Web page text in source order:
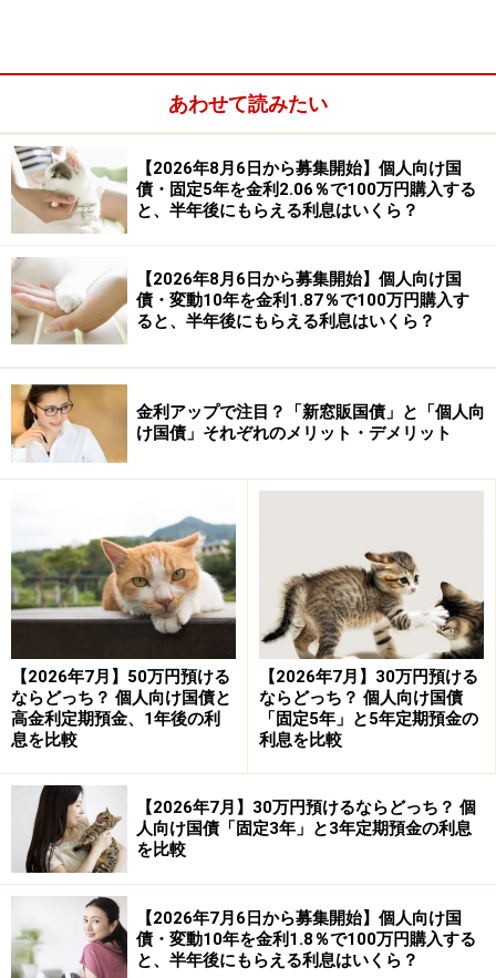
あわせて読みたい
【2026年8月6日から募集開始】個人向け国
債・固定5年を金利2.06％で100万円購入する
と、半年後にもらえる利息はいくら？
【2026年8月6日から募集開始】個人向け国
債・変動10年を金利1.87％で100万円購入す
ると、半年後にもらえる利息はいくら？
金利アップで注目？「新窓販国債」と「個人向
け国債」それぞれのメリット・デメリット
【2026年7月】50万円預ける
ならどっち？ 個人向け国債と
高金利定期預金、1年後の利
息を比較
【2026年7月】30万円預ける
ならどっち？ 個人向け国債
「固定5年」と5年定期預金の
利息を比較
【2026年7月】30万円預けるならどっち？ 個
人向け国債「固定3年」と3年定期預金の利息
を比較
【2026年7月6日から募集開始】個人向け国
債・変動10年を金利1.8％で100万円購入する
と、半年後にもらえる利息はいくら？